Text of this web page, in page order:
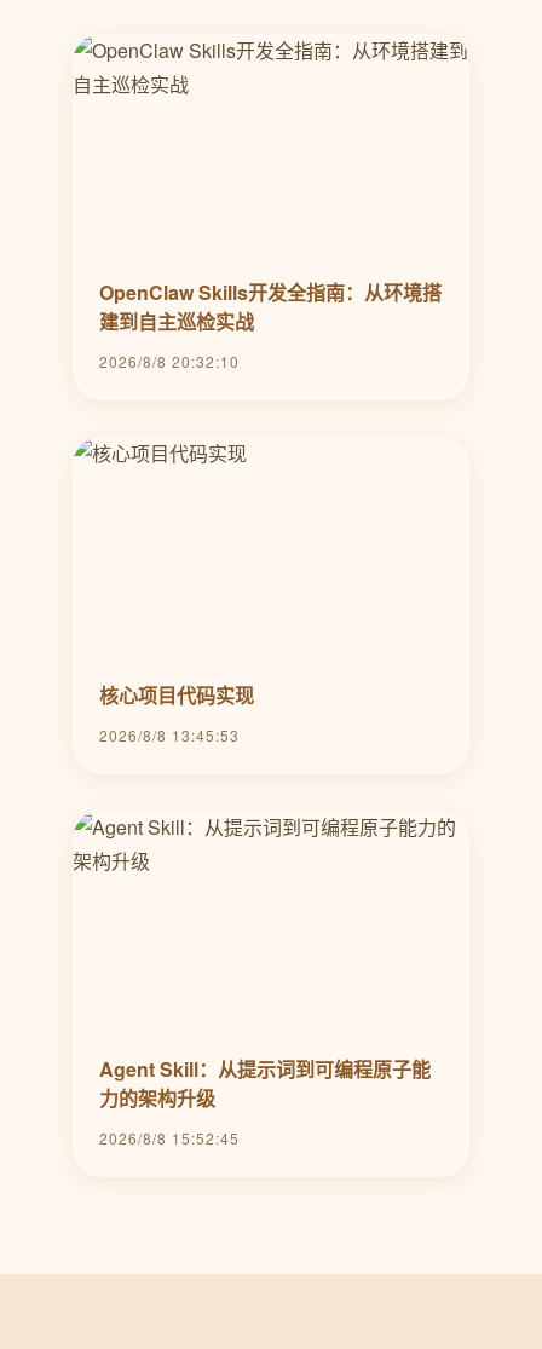
OpenClaw Skills开发全指南：从环境搭
建到自主巡检实战
2026/8/8 20:32:10
核心项目代码实现
2026/8/8 13:45:53
Agent Skill：从提示词到可编程原子能
力的架构升级
2026/8/8 15:52:45